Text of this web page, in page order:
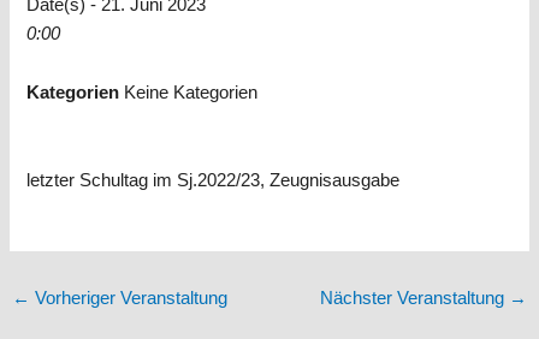
Date(s) - 21. Juni 2023
0:00
Kategorien Keine Kategorien
letzter Schultag im Sj.2022/23, Zeugnisausgabe
← Vorheriger Veranstaltung Nächster Veranstaltung →